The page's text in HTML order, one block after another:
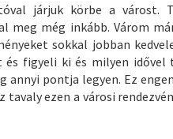
járjuk körbe a várost.
meg még inkább. Várom
sokkal jobban
és figyeli ki és milyen
annyi pontja legyen. Ez
tavaly ezen a városi